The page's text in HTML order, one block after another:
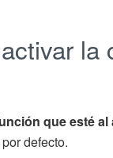
la
que esté
defecto.